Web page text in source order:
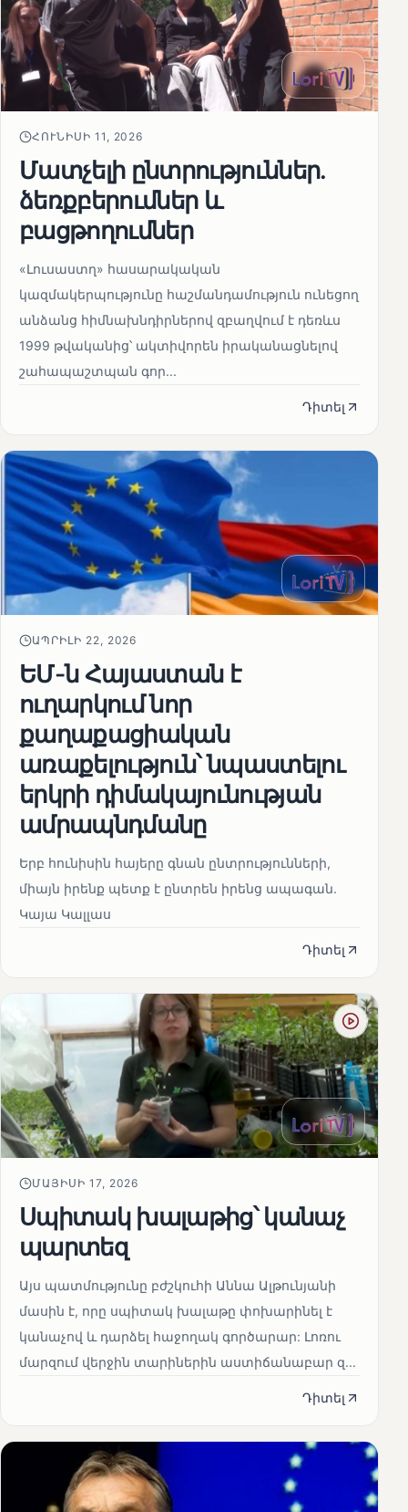
ՀՈՒՆԻՍԻ 11, 2026
Մատչելի ընտրություններ.
ձեռքբերումներ և
բացթողումներ
«Լուսաստղ» հասարակական
կազմակերպությունը հաշմանդամություն ունեցող
անձանց հիմնախնդիրներով զբաղվում է դեռևս
1999 թվականից՝ ակտիվորեն իրականացնելով
շահապաշտպան գոր...
Դիտել
ԱՊՐԻԼԻ 22, 2026
ԵՄ-ն Հայաստան է
ուղարկում նոր
քաղաքացիական
առաքելություն՝ նպաստելու
երկրի դիմակայունության
ամրապնդմանը
Երբ հունիսին հայերը գնան ընտրությունների,
միայն իրենք պետք է ընտրեն իրենց ապագան.
Կայա Կալլաս
Դիտել
ՄԱՅԻՍԻ 17, 2026
Սպիտակ խալաթից՝ կանաչ
պարտեզ
Այս պատմությունը բժշկուհի Աննա Ալթունյանի
մասին է, որը սպիտակ խալաթը փոխարինել է
կանաչով և դարձել հաջողակ գործարար: Լոռու
մարզում վերջին տարիներին աստիճանաբար զ...
Դիտել